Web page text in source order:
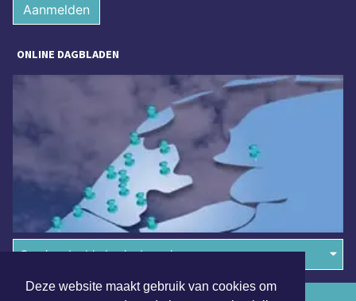
Deze website maakt gebruik van cookies om
Aanmelden
ONLINE DAGBLADEN
Overige dagbladen in de regio